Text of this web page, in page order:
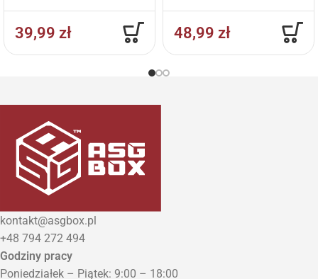
39,99 zł 48,99 zł
kontakt@asgbox.pl
+48 794 272 494
Godziny pracy
Poniedziałek – Piątek: 9:00 – 18:00